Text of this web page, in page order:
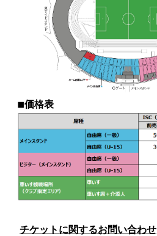
◾︎価格表
チケットに関するお問い合わせ